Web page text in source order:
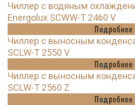
Чиллер с водяным
Energolux SCWW-T 2460 V
Подробнее
Чиллер с выносным
SCLW-T 2550 V
Подробнее
Чиллер с выносным
SCLW-T 2560 Z
Подробнее